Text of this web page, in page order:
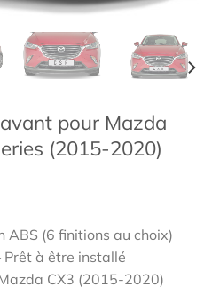
pour Mazda
(2015-2020)
ABS (6 finitions au choix)
Prêt à être installé
CX3 (2015-2020)